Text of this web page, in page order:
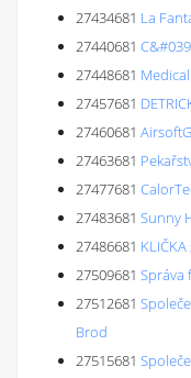
27434681 La
27440681
27448681
27457681
27460681
27463681
27477681
27483681 Sunny
27486681 KLIČKA
27509681 Správa
27512681
Brod
27515681